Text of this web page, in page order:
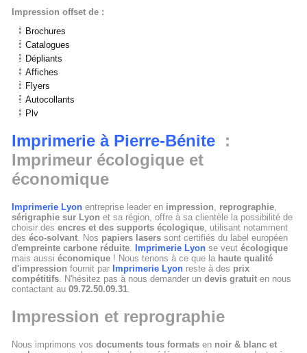
Impression offset de :
Brochures
Catalogues
Dépliants
Affiches
Flyers
Autocollants
Plv
Imprimerie à Pierre-Bénite :
Imprimeur écologique et
économique
Imprimerie Lyon entreprise leader en impression, reprographie,
sérigraphie sur Lyon et sa région, offre à sa clientèle la possibilité de
choisir desencres et des supports écologique, utilisant notamment
deséco-solvant. Nos papiers lasers sont certifiés du label européen
d'empreinte carbone réduite. Imprimerie Lyon se veutécologique
mais aussiéconomique ! Nous tenons à ce que la haute qualité
d'impression fournit par Imprimerie Lyon reste à des prix
compétitifs. N'hésitez pas à nous demander undevis gratuit en nous
contactant au09.72.50.09.31.
Impression et reprographie
Nous imprimons vosdocuments tous formats en noir & blanc et